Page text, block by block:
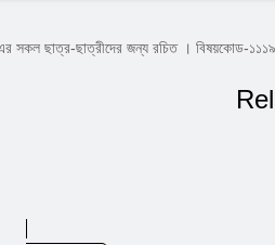
সকল ছাত্র-ছাত্রীদের জন্য রচিত । বিষয়কোড-